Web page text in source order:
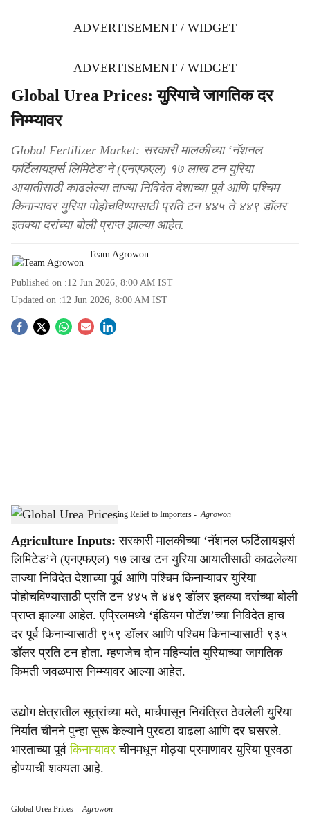
ADVERTISEMENT / WIDGET
ADVERTISEMENT / WIDGET
Global Urea Prices: युरियाचे जागतिक दर
निम्म्यावर
Global Fertilizer Market: सरकारी मालकीच्या ‘नॅशनल
फर्टिलायझर्स लिमिटेड’ने (एनएफएल) १७ लाख टन युरिया
आयातीसाठी काढलेल्या ताज्या निविदेत देशाच्या पूर्व आणि पश्चिम
किनाऱ्यावर युरिया पोहोचविण्यासाठी प्रति टन ४४५ ते ४४९ डॉलर
इतक्या दरांच्या बोली प्राप्त झाल्या आहेत.
Team Agrowon
Published on :12 Jun 2026, 8:00 AM IST
Updated on :12 Jun 2026, 8:00 AM IST
S
a
r
e
Global Urea Prices Halve, Bringing Relief to Importers -Agrowon
Agriculture Inputs: सरकारी मालकीच्या ‘नॅशनल फर्टिलायझर्स
लिमिटेड’ने (एनएफएल) १७ लाख टन युरिया आयातीसाठी काढलेल्या
ताज्या निविदेत देशाच्या पूर्व आणि पश्चिम किनाऱ्यावर युरिया
पोहोचविण्यासाठी प्रति टन ४४५ ते ४४९ डॉलर इतक्या दरांच्या बोली
प्राप्त झाल्या आहेत. एप्रिलमध्ये ‘इंडियन पोटॅश’च्या निविदेत हाच
दर पूर्व किनाऱ्यासाठी ९५९ डॉलर आणि पश्चिम किनाऱ्यासाठी ९३५
डॉलर प्रति टन होता. म्हणजेच दोन महिन्यांत युरियाच्या जागतिक
किमती जवळपास निम्म्यावर आल्या आहेत.
उद्योग क्षेत्रातील सूत्रांच्या मते, मार्चपासून नियंत्रित ठेवलेली युरिया
निर्यात चीनने पुन्हा सुरू केल्याने पुरवठा वाढला आणि दर घसरले.
भारताच्या पूर्वकिनाऱ्यावरचीनमधून मोठ्या प्रमाणावर युरिया पुरवठा
होण्याची शक्यता आहे.
Global Urea Prices -Agrowon